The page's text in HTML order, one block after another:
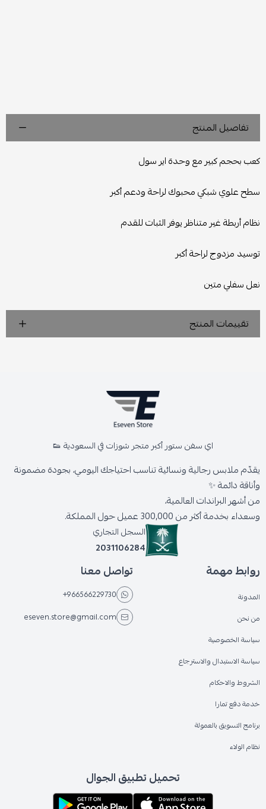
تفاصيل المنتج
كعب بحجم كبير مع وحدة اير سول
سطح علوي شبكي محبوك لراحة ودعم أكبر
نظام أربطة غير متناظر يوفر الثبات للقدم
توسيد مزدوج لراحة أكبر
نعل سفلي متين
تقييمات المنتج
اي سفن ستور أكبر متجر شوزات في السعودية 👟
يقدّم ملابس رجالية ونسائية تناسب احتياجك اليومي، بجودة مضمونة
وأناقة دائمة ✨
من أشهر البراندات العالمية،
وسعداء بخدمة أكثر من 300,000 عميل حول المملكة.
السجل التجاري
2031106284
روابط مهمة
المدونة
من نحن
سياسة الخصوصية
سياسة الاستبدال والاسترجاع
الشروط والاحكام
خدمة دفع تمارا
برنامج التسويق بالعمولة
نظام الولاء
تواصل معنا
+966566229730
eseven.store@gmail.com
تحميل تطبيق الجوال